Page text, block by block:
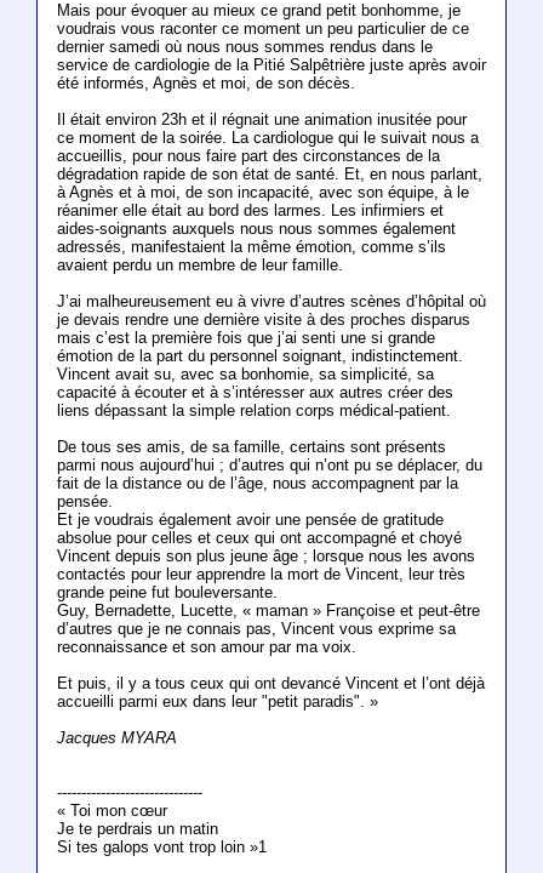
Mais pour évoquer au mieux ce grand petit bonhomme, je
voudrais vous raconter ce moment un peu particulier de ce
dernier samedi où nous nous sommes rendus dans le
service de cardiologie de la Pitié Salpêtrière juste après avoir
été informés, Agnès et moi, de son décès.
Il était environ 23h et il régnait une animation inusitée pour
ce moment de la soirée. La cardiologue qui le suivait nous a
accueillis, pour nous faire part des circonstances de la
dégradation rapide de son état de santé. Et, en nous parlant,
à Agnès et à moi, de son incapacité, avec son équipe, à le
réanimer elle était au bord des larmes. Les infirmiers et
aides-soignants auxquels nous nous sommes également
adressés, manifestaient la même émotion, comme s’ils
avaient perdu un membre de leur famille.
J’ai malheureusement eu à vivre d’autres scènes d’hôpital où
je devais rendre une dernière visite à des proches disparus
mais c’est la première fois que j’ai senti une si grande
émotion de la part du personnel soignant, indistinctement.
Vincent avait su, avec sa bonhomie, sa simplicité, sa
capacité à écouter et à s’intéresser aux autres créer des
liens dépassant la simple relation corps médical-patient.
De tous ses amis, de sa famille, certains sont présents
parmi nous aujourd’hui ; d’autres qui n’ont pu se déplacer, du
fait de la distance ou de l’âge, nous accompagnent par la
pensée.
Et je voudrais également avoir une pensée de gratitude
absolue pour celles et ceux qui ont accompagné et choyé
Vincent depuis son plus jeune âge ; lorsque nous les avons
contactés pour leur apprendre la mort de Vincent, leur très
grande peine fut bouleversante.
Guy, Bernadette, Lucette, « maman » Françoise et peut-être
d’autres que je ne connais pas, Vincent vous exprime sa
reconnaissance et son amour par ma voix.
Et puis, il y a tous ceux qui ont devancé Vincent et l’ont déjà
accueilli parmi eux dans leur "petit paradis". »
Jacques MYARA
------------------------------
« Toi mon cœur
Je te perdrais un matin
Si tes galops vont trop loin »1